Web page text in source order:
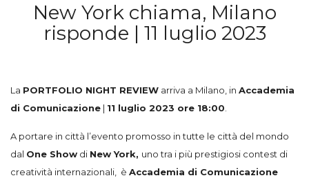
New York chiama, Milano
risponde | 11 luglio 2023
La PORTFOLIO NIGHT REVIEW arriva a Milano, in Accademia
di Comunicazione | 11 luglio 2023 ore 18:00
A portare in città l’evento promosso in tutte le città del mondo
dal One Show di New York, uno tra i più prestigiosi contest di
creatività internazionali, è Accademia di Comunicazione